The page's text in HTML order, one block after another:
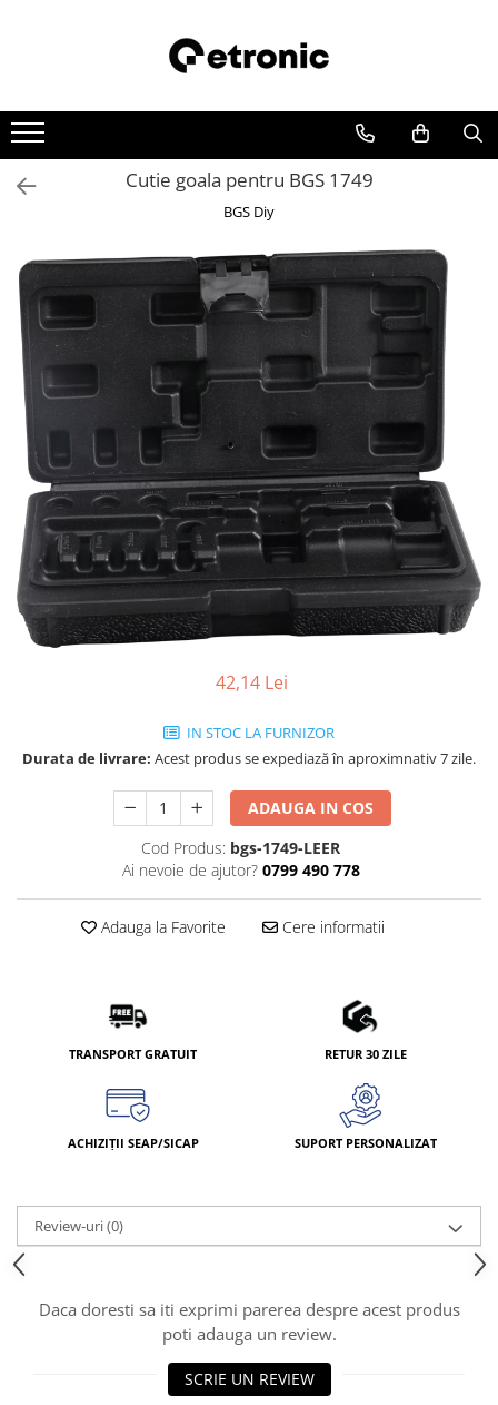
Cutie goala pentru BGS 1749
BGS Diy
42,14 Lei
IN STOC LA FURNIZOR
Durata de livrare: Acest produs se expediază în aproximnativ 7 zile.
ADAUGA IN COS
Cod Produs: bgs-1749-LEER
Ai nevoie de ajutor? 0799 490 778
Adauga la Favorite Cere informatii
TRANSPORT GRATUIT RETUR 30 ZILE
ACHIZIȚII SEAP/SICAP SUPORT PERSONALIZAT
Review-uri(0)
Daca doresti sa iti exprimi parerea despre acest produs
poti adauga un review.
SCRIE UN REVIEW